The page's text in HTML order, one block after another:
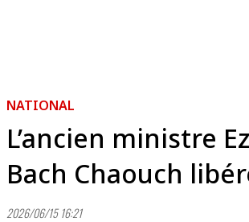
NATIONAL
L’ancien ministre
Bach Chaouch
2026/06/15 16:21